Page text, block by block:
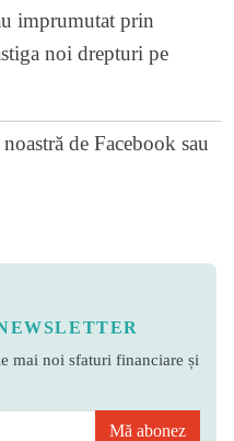
imprumutat prin
noi drepturi pe
de Facebook sau
mai noi sfaturi financiare și
Mă abonez